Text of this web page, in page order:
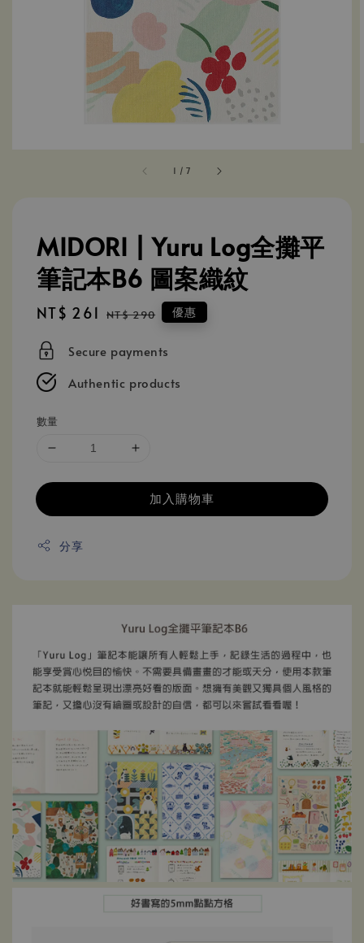
1 /7
MIDORI | Yuru Log全攤平
筆記本B6 圖案織紋
Sale
NT$ 261 Regular
NT$ 290 優惠
Secure payments
Authentic products
數量
加入購物車
分享